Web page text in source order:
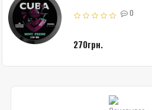
0
270грн.